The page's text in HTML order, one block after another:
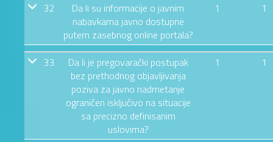
32
Da li su informacije o javnim
nabavkama javno dostupne
putem zasebnog online portala?
1 1
33
Da li je pregovarački postupak
bez prethodnog objavljivanja
poziva za javno nadmetanje
ograničen isključivo na situacije
sa precizno definisanim
uslovima?
1 1